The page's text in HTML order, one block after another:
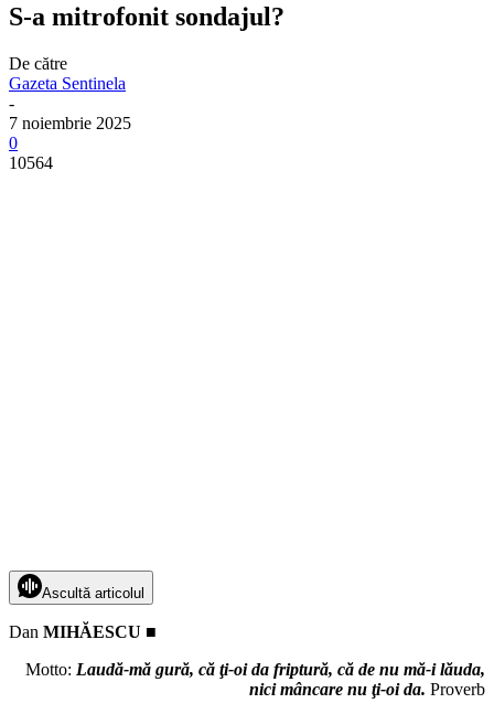
S-a mitrofonit sondajul?
De către
Gazeta Sentinela
-
7 noiembrie 2025
0
10564
Ascultă articolul
Dan MIHĂESCU ■
Motto: Laudă-mă gură, că ţi-oi da friptură, că de nu mă-i lăuda,
nici mâncare nu ţi-oi da. Proverb